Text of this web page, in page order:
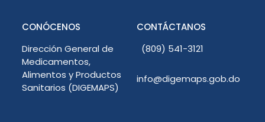
CONÓCENOS
Dirección General de
Medicamentos,
Alimentos y Productos
Sanitarios (DIGEMAPS)
CONTÁCTANOS
(809) 541-3121
info@digemaps.gob.do